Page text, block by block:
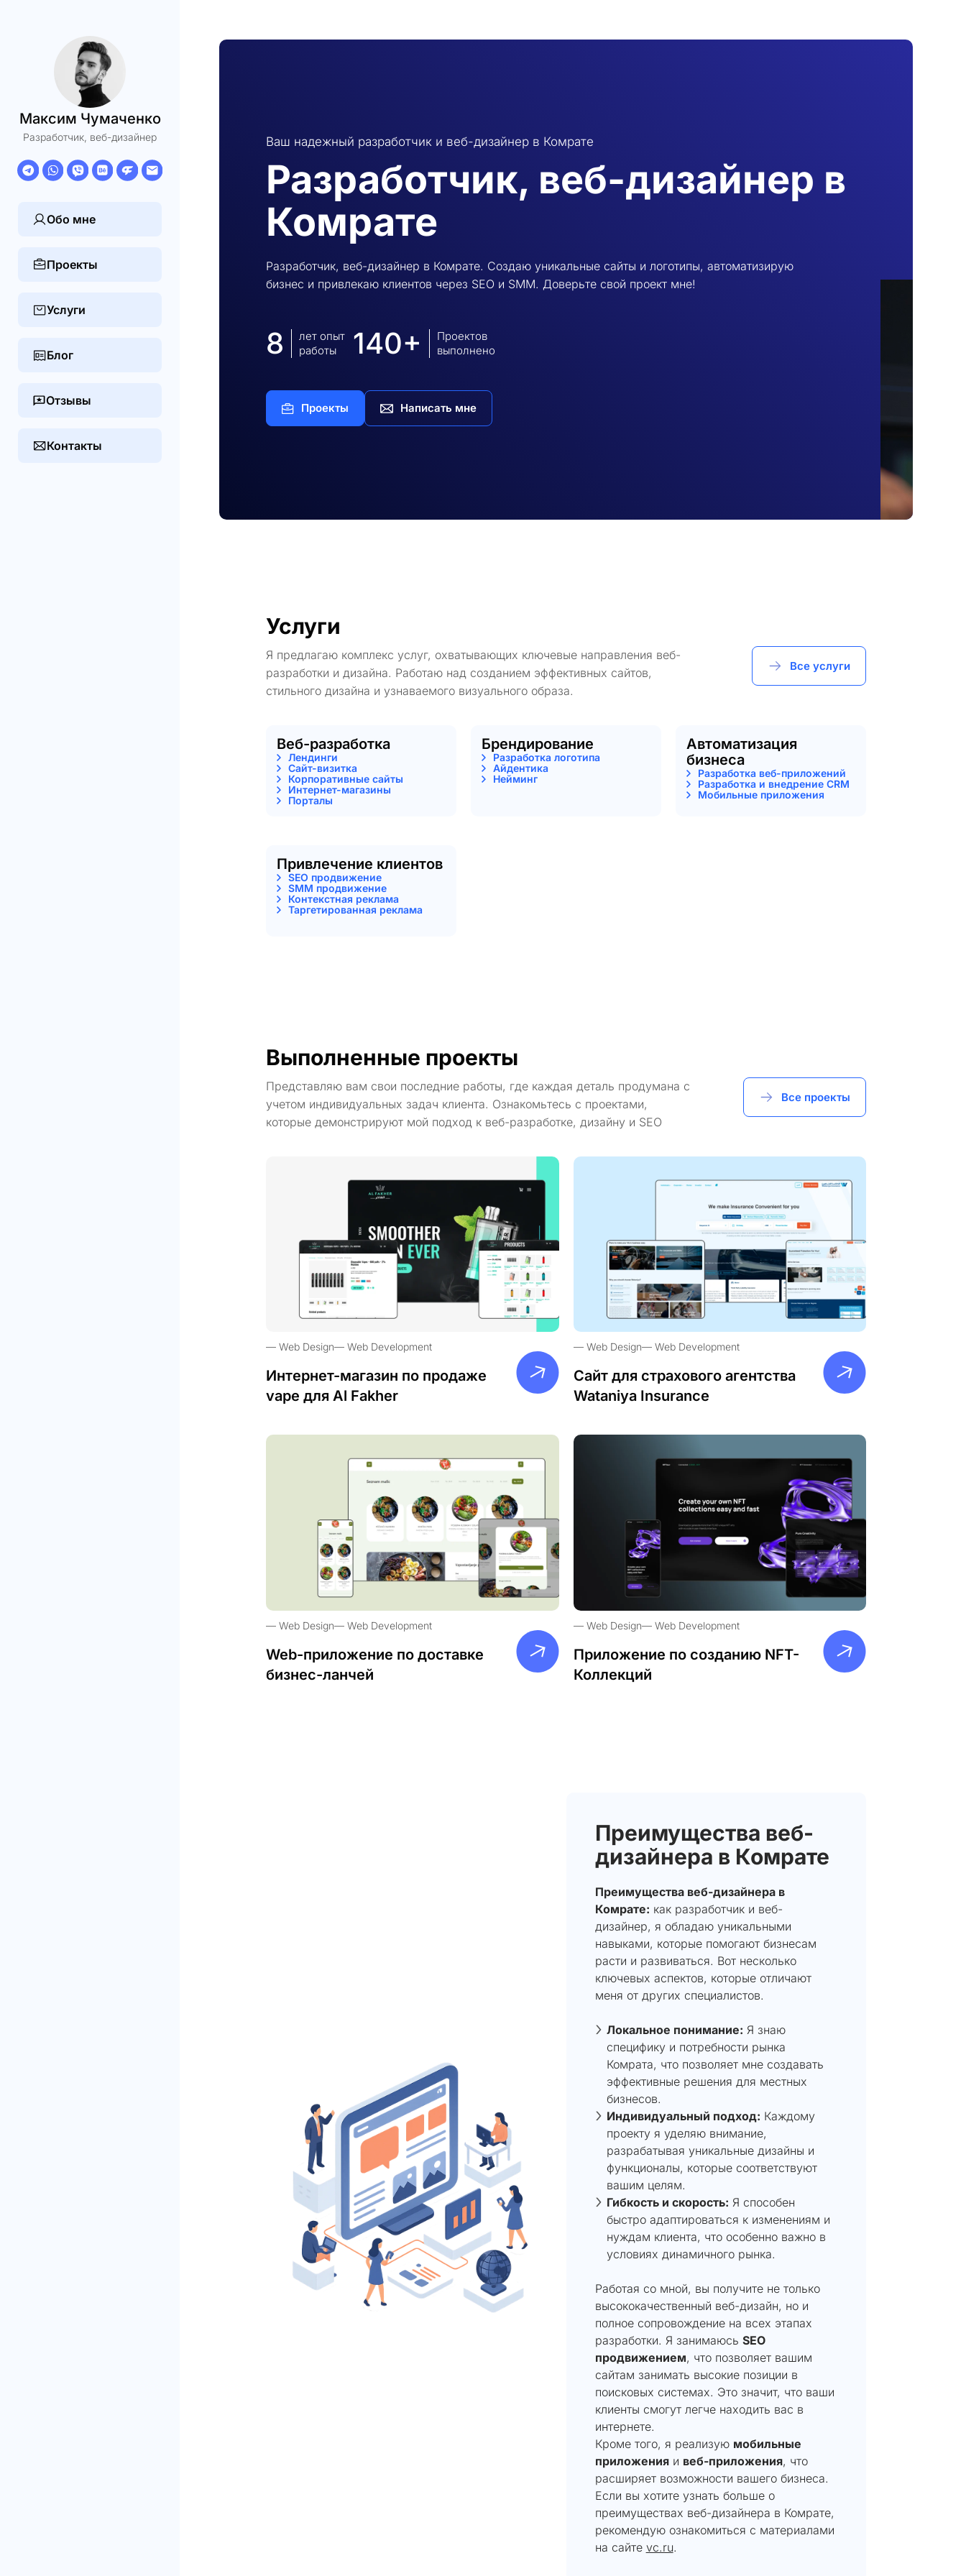
Максим Чумаченко
Разработчик, веб-дизайнер
Обо мне
Проекты
Услуги
Блог
Отзывы
Контакты
Ваш надежный разработчик и веб-дизайнер в Комрате
Разработчик, веб-дизайнер в
Комрате
Разработчик, веб-дизайнер в Комрате. Создаю уникальные сайты и логотипы, автоматизирую
бизнес и привлекаю клиентов через SEO и SMM. Доверьте свой проект мне!
8
лет опыт
работы
140+
Проектов
выполнено
Проекты Написать мне
Услуги
Я предлагаю комплекс услуг, охватывающих ключевые направления веб-
разработки и дизайна. Работаю над созданием эффективных сайтов,
стильного дизайна и узнаваемого визуального образа.
Все услуги
Веб-разработка
Лендинги
Сайт-визитка
Корпоративные сайты
Интернет-магазины
Порталы
Брендирование
Разработка логотипа
Айдентика
Нейминг
Автоматизация
бизнеса
Разработка веб-приложений
Разработка и внедрение CRM
Мобильные приложения
Привлечение клиентов
SEO продвижение
SMM продвижение
Контекстная реклама
Таргетированная реклама
Выполненные проекты
Представляю вам свои последние работы, где каждая деталь продумана с
учетом индивидуальных задач клиента. Ознакомьтесь с проектами,
которые демонстрируют мой подход к веб-разработке, дизайну и SEO
Все проекты
Web Design Web Development
Интернет-магазин по продаже
vape для Al Fakher
Web Design Web Development
Сайт для страхового агентства
Wataniya Insurance
Web Design Web Development
Web-приложение по доставке
бизнес-ланчей
Web Design Web Development
Приложение по созданию NFT-
Коллекций
Преимущества веб-
дизайнера в Комрате
Преимущества веб-дизайнера в
Комрате: как разработчик и веб-
дизайнер, я обладаю уникальными
навыками, которые помогают бизнесам
расти и развиваться. Вот несколько
ключевых аспектов, которые отличают
меня от других специалистов.
Локальное понимание: Я знаю
специфику и потребности рынка
Комрата, что позволяет мне создавать
эффективные решения для местных
бизнесов.
Индивидуальный подход: Каждому
проекту я уделяю внимание,
разрабатывая уникальные дизайны и
функционалы, которые соответствуют
вашим целям.
Гибкость и скорость: Я способен
быстро адаптироваться к изменениям и
нуждам клиента, что особенно важно в
условиях динамичного рынка.
Работая со мной, вы получите не только
высококачественный веб-дизайн, но и
полное сопровождение на всех этапах
разработки. Я занимаюсь SEO
продвижением, что позволяет вашим
сайтам занимать высокие позиции в
поисковых системах. Это значит, что ваши
клиенты смогут легче находить вас в
интернете.
Кроме того, я реализую мобильные
приложенияи веб-приложения, что
расширяет возможности вашего бизнеса.
Если вы хотите узнать больше о
преимуществах веб-дизайнера в Комрате,
рекомендую ознакомиться с материалами
на сайте vc.ru.